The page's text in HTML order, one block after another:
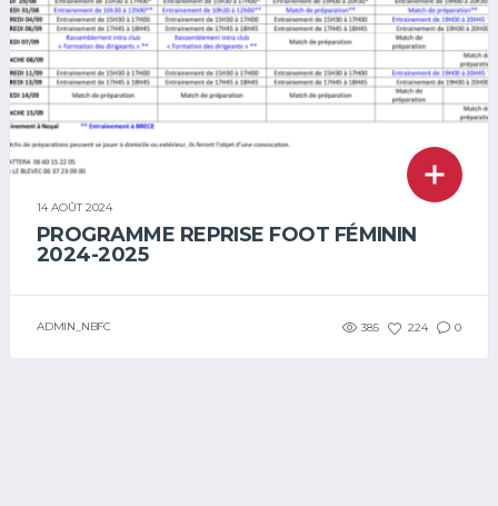
14 AOÛT 2024
PROGRAMME REPRISE FOOT FÉMININ
2024-2025
ADMIN_NBFC 385 224 0